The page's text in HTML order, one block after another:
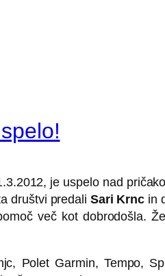
je uspelo nad
društvi predali Sari Krnc in
več kot dobrodošla.
Polet Garmin, Tempo,